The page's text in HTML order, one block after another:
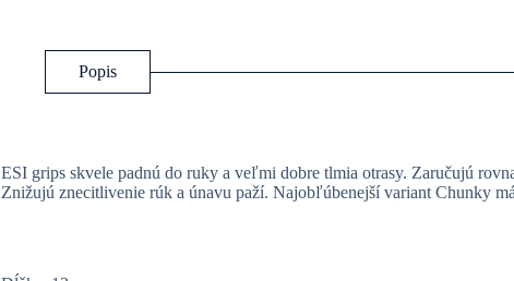
Popis
ESI grips skvele padnú do ruky a veľmi dobre tlmia otrasy. Zaručujú
Znižujú znecitlivenie rúk a únavu paží. Najobľúbenejší variant Chunky